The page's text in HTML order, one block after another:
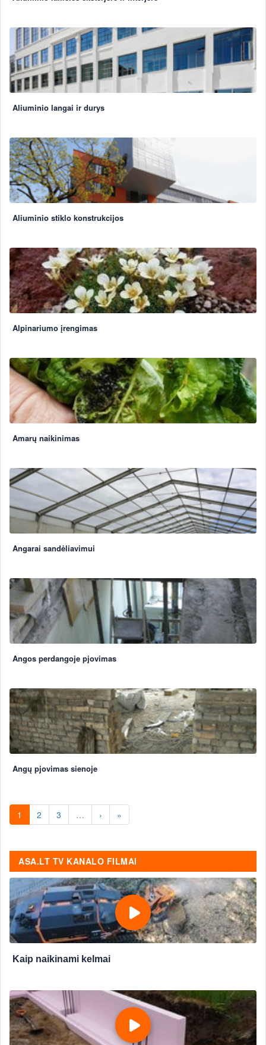
Aliuminio langai ir durys
Aliuminio stiklo konstrukcijos
Alpinariumo įrengimas
Amarų naikinimas
Angarai sandėliavimui
Angos perdangoje pjovimas
Angų pjovimas sienoje
1 2 3 … › »
ASA.LT TV KANALO FILMAI
Kaip naikinami kelmai